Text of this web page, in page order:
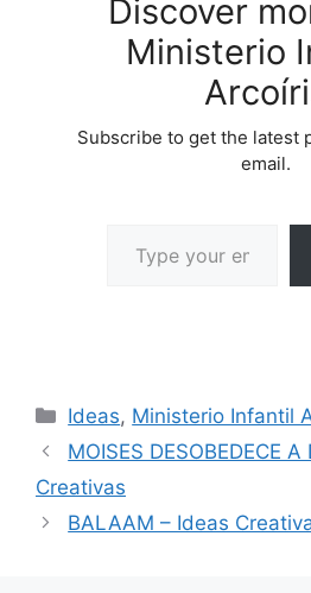
Discover
Ministerio
Subscribe to get the latest
email.
Ideas, Ministerio Infantil
MOISES DESOBEDECE
Creativas
BALAAM – Ideas